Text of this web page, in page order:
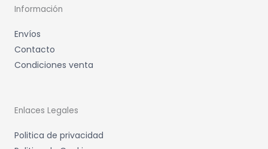
Información
Envíos
Contacto
Condiciones venta
Enlaces Legales
Politica de privacidad